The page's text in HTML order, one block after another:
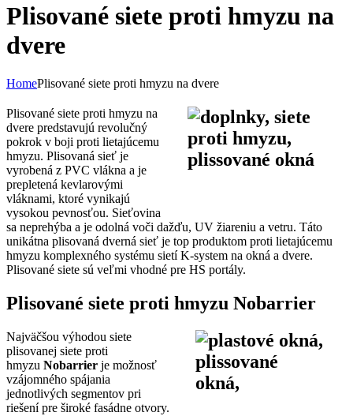
Plisované siete proti hmyzu na
dvere
HomePlisované siete proti hmyzu na dvere
Plisované siete proti hmyzu na
dvere predstavujú revolučný
pokrok v boji proti lietajúcemu
hmyzu. Plisovaná sieť je
vyrobená z PVC vlákna a je
prepletená kevlarovými
vláknami, ktoré vynikajú
vysokou pevnosťou. Sieťovina
sa neprehýba a je odolná voči dažďu, UV žiareniu a vetru. Táto
unikátna plisovaná dverná sieť je top produktom proti lietajúcemu
hmyzu komplexného systému sietí K-system na okná a dvere.
Plisované siete sú veľmi vhodné pre HS portály.
Plisované siete proti hmyzu Nobarrier
Najväčšou výhodou siete
plisovanej siete proti
hmyzu Nobarrier je možnosť
vzájomného spájania
jednotlivých segmentov pri
riešení pre široké fasádne otvory.